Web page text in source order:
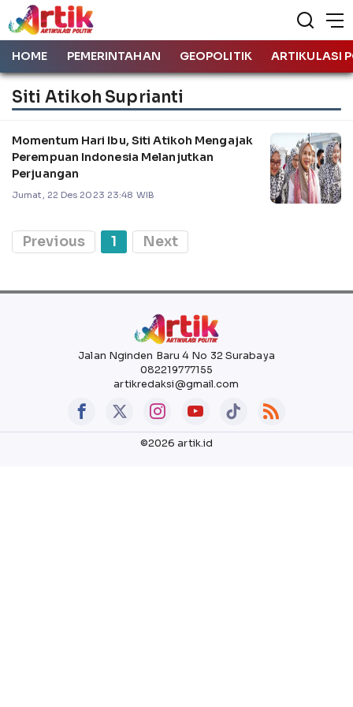
HOME PEMERINTAHAN GEOPOLITIK ARTIKULASI
Siti Atikoh Suprianti
Momentum Hari Ibu, Siti Atikoh Mengajak
Perempuan Indonesia Melanjutkan
Perjuangan
Jumat, 22 Des 2023 23:48 WIB
Previous 1 Next
Jalan Nginden Baru 4 No 32 Surabaya
082219777155
artikredaksi@gmail.com
©2026 artik.id